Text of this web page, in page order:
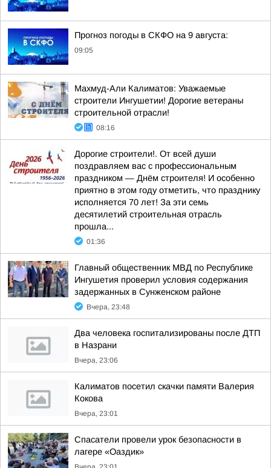
Прогноз погоды в СКФО на 9 августа:
09:05
Махмуд-Али Калиматов: Уважаемые
строители Ингушетии! Дорогие ветераны
строительной отрасли!
08:16
Дорогие строители!. От всей души
поздравляем вас с профессиональным
праздником — Днём строителя! И особенно
приятно в этом году отметить, что празднику
исполняется 70 лет! За эти семь
десятилетий строительная отрасль
прошла...
01:36
Главный общественник МВД по Республике
Ингушетия проверил условия содержания
задержанных в Сунженском районе
Вчера, 23:48
Два человека госпитализированы после ДТП
в Назрани
Вчера, 23:06
Калиматов посетил скачки памяти Валерия
Кокова
Вчера, 23:01
Спасатели провели урок безопасности в
лагере «Оаздик»